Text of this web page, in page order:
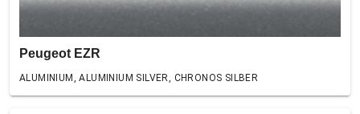
Peugeot EZR
ALUMINIUM, ALUMINIUM SILVER, CHRONOS SILBER